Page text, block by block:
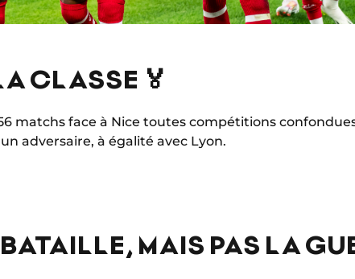
CLASSE 🏅
matchs face à Nice toutes compétitions
adversaire, à égalité avec Lyon.
MAIS PAS LA